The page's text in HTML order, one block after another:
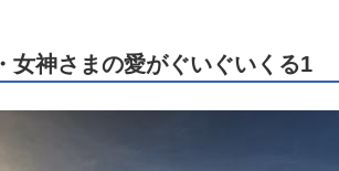
女神さまの愛がぐいぐいくる1